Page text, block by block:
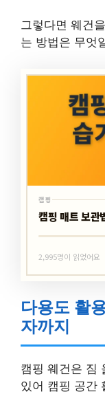
그렇다면 웨건
는 방법은 무엇
캠핑
캠핑 매트 보관
2,995명이 읽었어요
다용도 활
자까지
캠핑 웨건은 짐
있어 캠핑 공간